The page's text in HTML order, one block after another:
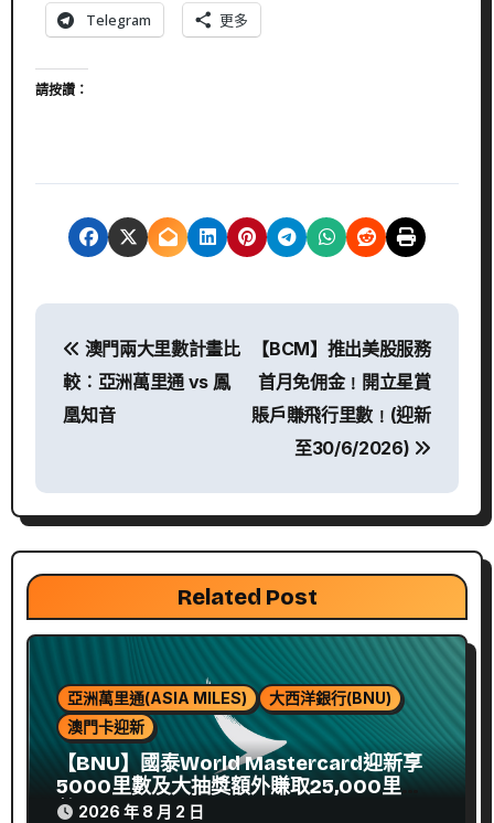
Telegram 更多
請按讚：
章
導
澳門兩大里數計畫比
較︰亞洲萬里通 vs 鳳
凰知音
【BCM】推出美股服務
首月免佣金﹗開立星賞
賬戶賺飛行里數﹗(迎新
至30/6/2026)
Related Post
亞洲萬里通(ASIA MILES)
大西洋銀行(BNU)
澳門卡迎新
【BNU】國泰World Mastercard迎新享
5000里數及大抽獎額外賺取25,000里
數﹗(至28/9/2026)
2026 年 8 月 2 日